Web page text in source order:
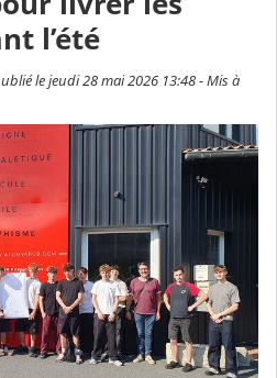
l’été
le jeudi 28 mai 2026 13:48 - Mis à